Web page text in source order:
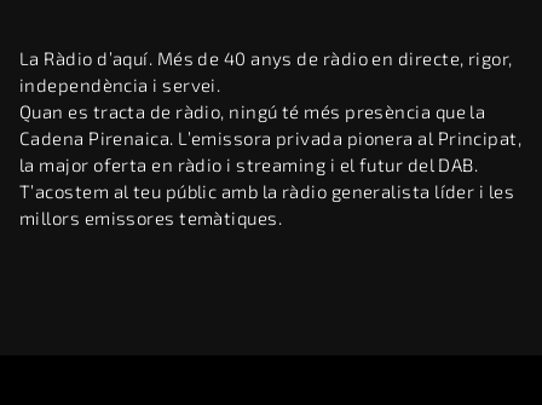
La Ràdio d’aquí. Més de 40 anys de ràdio en directe, rigor,
independència i servei.
Quan es tracta de ràdio, ningú té més presència que la
Cadena Pirenaica. L’emissora privada pionera al Principat,
la major oferta en ràdio i streaming i el futur del DAB.
T’acostem al teu públic amb la ràdio generalista líder i les
millors emissores temàtiques.